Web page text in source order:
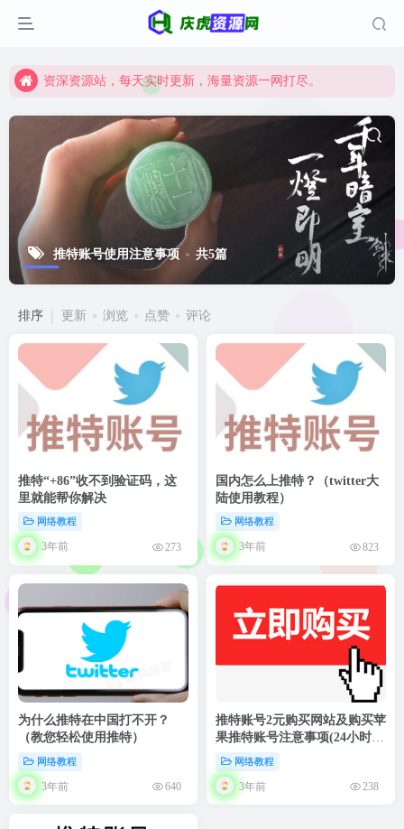
资深资源站，每天实时更新，海量资源一网打尽。
资深资源站，每天实时更新，海量资源一网打尽。
推特账号使用注意事项 共5篇
排序 更新 浏览 点赞 评论
推特“+86”收不到验证码，这
里就能帮你解决
网络教程
3年前 273
国内怎么上推特？（twitter大
陆使用教程）
网络教程
3年前 823
为什么推特在中国打不开？
（教您轻松使用推特）
网络教程
3年前 640
推特账号2元购买网站及购买苹
果推特账号注意事项(24小时自
助购买网站)
网络教程
3年前 238